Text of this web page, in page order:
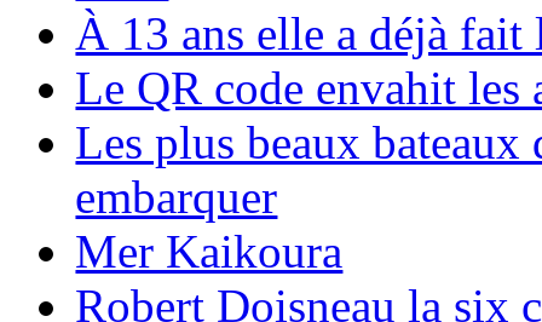
À 13 ans elle a déjà
Le QR code envahit les
Les plus beaux bateaux
embarquer
Mer Kaikoura
Robert Doisneau la six